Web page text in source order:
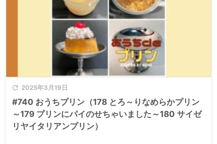
 2025年3月19日
#740 おうちプリン（178 とろ～りなめらかプリン
～179 プリンにパイのせちゃいました～180 サイゼ
リヤイタリアンプリン）